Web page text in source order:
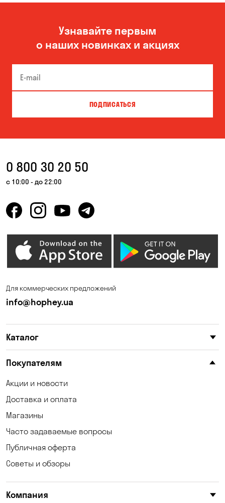
Николаев Новоселовка
Орловщина
Черноморск
Узнавайте первым
о наших новинках и акциях
ПОДПИСАТЬСЯ
0 800 30 20 50
с 10:00 - до 22:00
Для коммерческих предложений
info@hophey.ua
Каталог
Покупателям
Акции и новости
Доставка и оплата
Магазины
Часто задаваемые вопросы
Публичная оферта
Советы и обзоры
Компания